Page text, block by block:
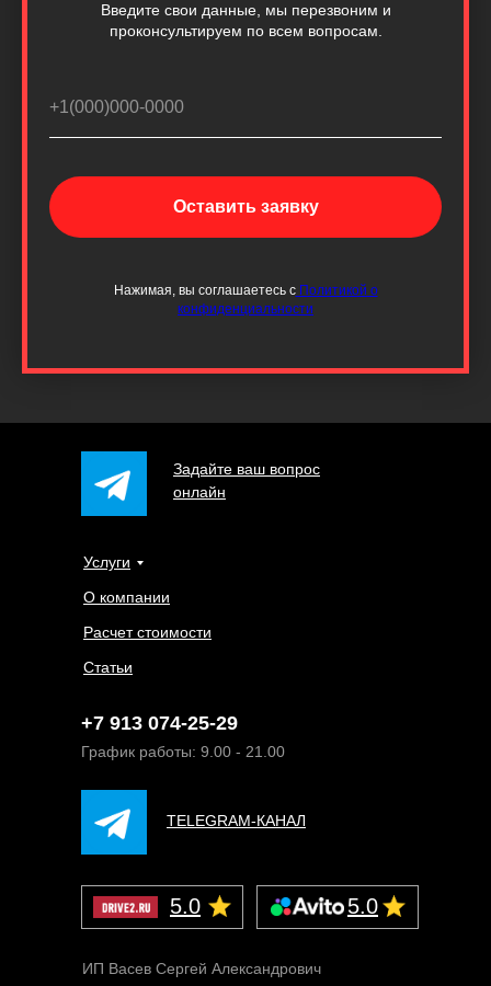
Введите свои данные, мы перезвоним и
проконсультируем по всем вопросам.
Оставить заявку
Нажимая, вы соглашаетесь сПолитикой о
конфиденциальности
5.0 5.0
Услуги
О компании
Расчет стоимости
Статьи
Задайте ваш вопрос
онлайн
+7 913 074-25-29
График работы: 9.00 - 21.00
TELEGRAM-КАНАЛ
ИП Васев Сергей Александрович